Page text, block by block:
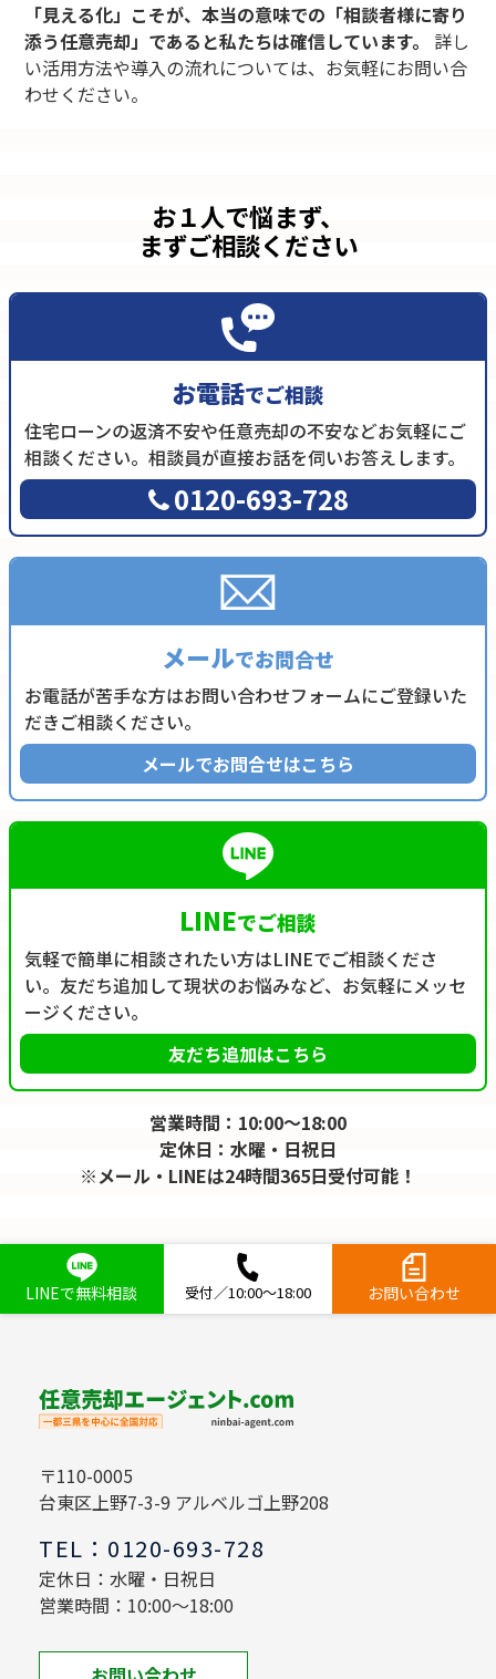
「見える化」こそが、本当の意味での「相談者様に寄り
添う任意売却」であると私たちは確信しています。
詳し
い活用方法や導入の流れについては、お気軽にお問い合
わせください。
お１人で悩まず、
まずご相談ください
お電話でご相談
住宅ローンの返済不安や任意売却の不安などお気軽にご
相談ください。相談員が直接お話を伺いお答えします。
0120-693-728
メールでお問合せ
お電話が苦手な方はお問い合わせフォームにご登録いた
だきご相談ください。
メールでお問合せはこちら
LINEでご相談
気軽で簡単に相談されたい方はLINEでご相談くださ
い。友だち追加して現状のお悩みなど、お気軽にメッセ
ージください。
友だち追加はこちら
営業時間：10:00～18:00
定休日：水曜・日祝日
※メール・LINEは24時間365日受付可能！
LINEで無料相談 受付／10:00～18:00 お問い合わせ
〒110-0005
台東区上野7-3-9 アルベルゴ上野208
TEL：0120-693-728
定休日：水曜・日祝日
営業時間：10:00～18:00